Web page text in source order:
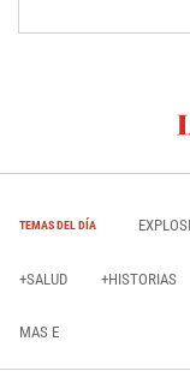
TEMAS DEL DÍA
+SALUD +HISTORIAS
MAS E